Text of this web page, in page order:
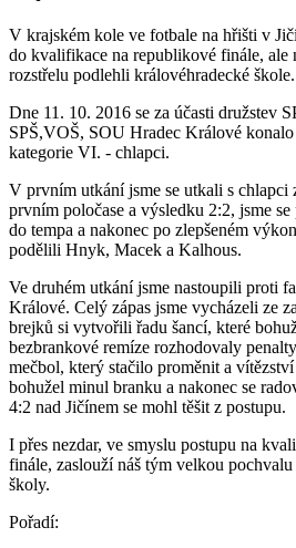
V krajském kole ve fotbale na hřišti v
do kvalifikace na republikové finále, ale
rozstřelu podlehli královéhradecké škole.
Dne 11. 10. 2016 se za účasti družstev
SPŠ,VOŠ, SOU Hradec Králové
kategorie VI. - chlapci.
V prvním utkání jsme se utkali s chlapci
prvním poločase a výsledku 2:2, jsme se
do tempa a nakonec po zlepšeném
podělili Hnyk, Macek a Kalhous.
Ve druhém utkání jsme nastoupili proti
Králové. Celý zápas jsme vycházeli ze
brejků si vytvořili řadu šancí, které
bezbrankové remíze rozhodovaly
mečbol, který stačilo proměnit a
bohužel minul branku a nakonec se
4:2 nad Jičínem se mohl těšit z postupu.
I přes nezdar, ve smyslu postupu na
finále, zaslouží náš tým velkou pochvalu
školy.
Pořadí: